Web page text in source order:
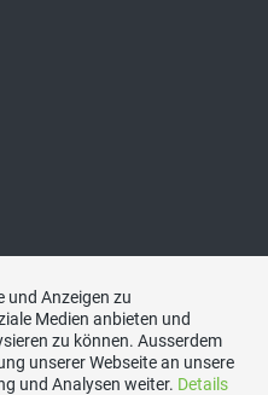
und Anzeigen zu
Medien anbieten und
zu können. Ausserdem
unserer Webseite an unsere
und Analysen weiter. Details